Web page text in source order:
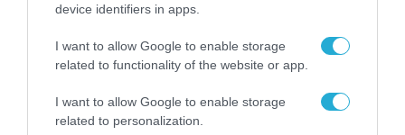
device identifiers in apps.
I want to allow Google to enable storage
related to functionality of the website or app.
I want to allow Google to enable storage
related to personalization.